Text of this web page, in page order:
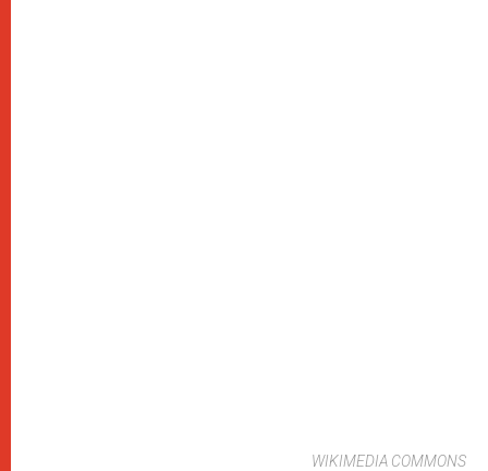
WIKIMEDIA COMMONS